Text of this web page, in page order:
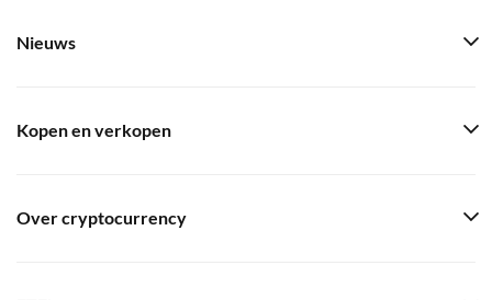
Nieuws
Kopen en verkopen
Over cryptocurrency